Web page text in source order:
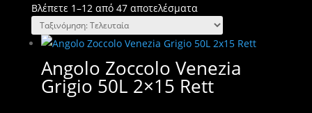
Βλέπετε 1–12 από 47 αποτελέσματαSorted
latest
Angolo Zoccolo Venezia
Grigio 50L 2×15 Rett